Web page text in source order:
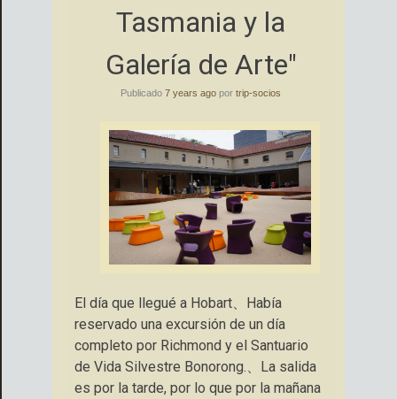
Tasmania y la
Galería de Arte"
Publicado 7 years ago por trip-socios
El día que llegué a Hobart、Había
reservado una excursión de un día
completo por Richmond y el Santuario
de Vida Silvestre Bonorong.、La salida
es por la tarde, por lo que por la mañana